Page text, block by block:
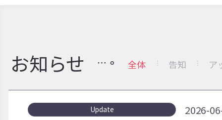
お知らせ 全体 告知 ア
Update 2026-